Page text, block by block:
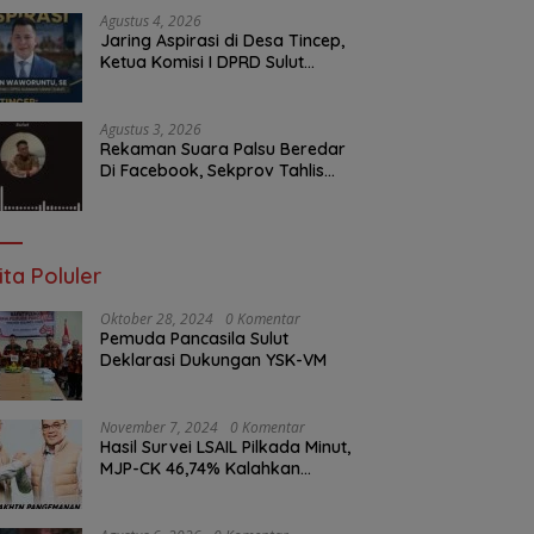
Depan Aspirasi Warga
Agustus 4, 2026
Jaring Aspirasi di Desa Tincep,
Ketua Komisi I DPRD Sulut
Agustus 3, 2026
Rekaman Suara Palsu Beredar
Di Facebook, Sekprov Tahlis
Poluler
Oktober 28, 2024 0 Komentar
Pemuda Pancasila Sulut
Deklarasi Dukungan YSK-VM
November 7, 2024 0 Komentar
Hasil Survei LSAIL Pilkada Minut,
MJP-CK 46,74% Kalahkan